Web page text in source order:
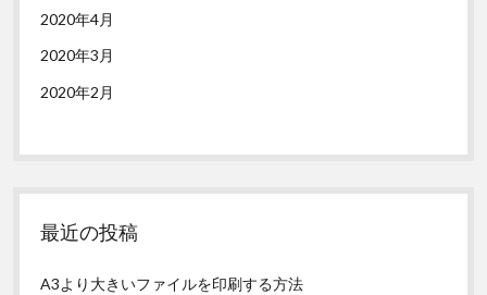
2020年4月
2020年3月
2020年2月
最近の投稿
A3より大きいファイルを印刷する方法